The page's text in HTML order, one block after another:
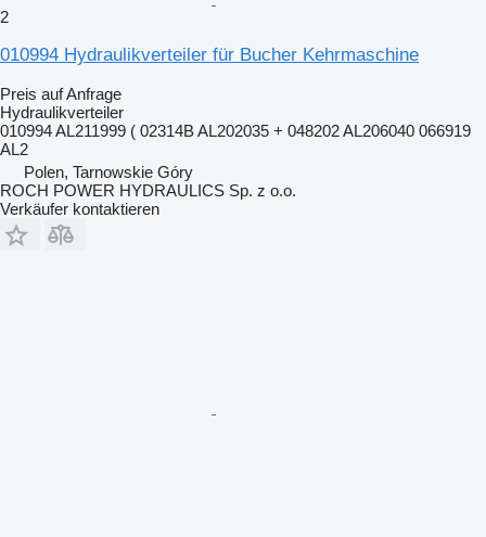
2
010994 Hydraulikverteiler für Bucher Kehrmaschine
Preis auf Anfrage
Hydraulikverteiler
010994 AL211999 ( 02314B AL202035 + 048202 AL206040 066919
AL2
Polen, Tarnowskie Góry
ROCH POWER HYDRAULICS Sp. z o.o.
Verkäufer kontaktieren